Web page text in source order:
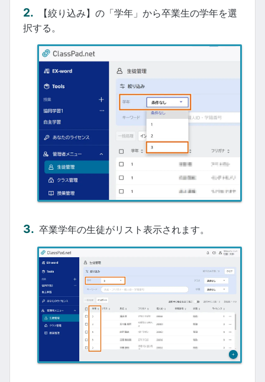
【絞り込み】の「学年」から卒業生の学年を選
択する。
卒業学年の生徒がリスト表示されます。